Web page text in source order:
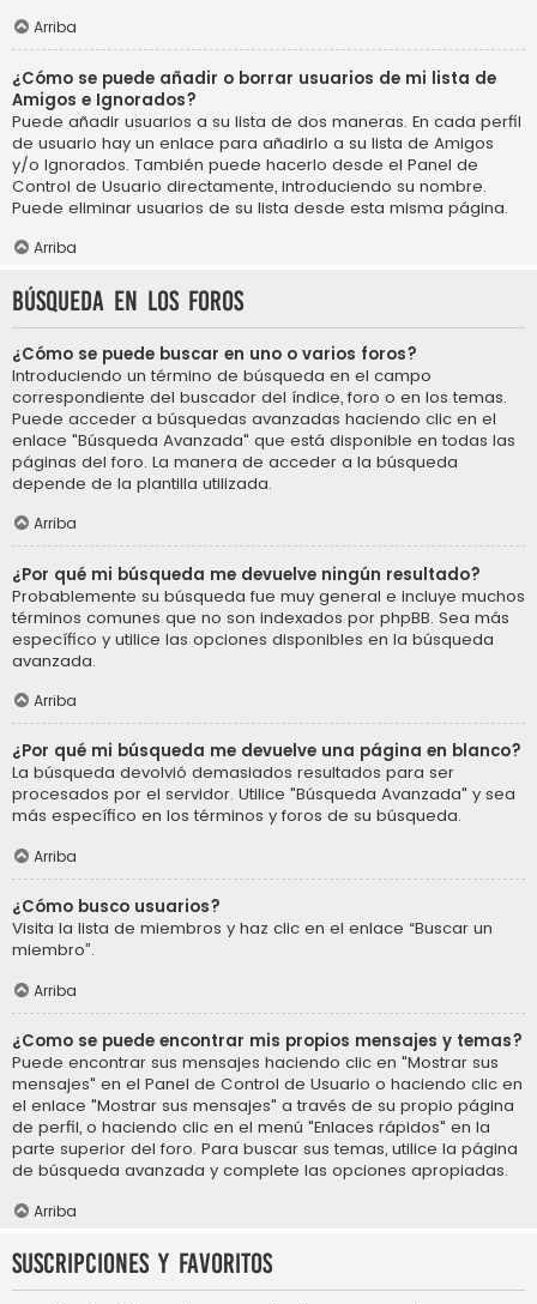
Arriba
¿Cómo se puede añadir o borrar usuarios de mi lista de
Amigos e Ignorados?
Puede añadir usuarios a su lista de dos maneras. En cada perfil
de usuario hay un enlace para añadirlo a su lista de Amigos
y/o Ignorados. También puede hacerlo desde el Panel de
Control de Usuario directamente, introduciendo su nombre.
Puede eliminar usuarios de su lista desde esta misma página.
Arriba
Búsqueda en los foros
¿Cómo se puede buscar en uno o varios foros?
Introduciendo un término de búsqueda en el campo
correspondiente del buscador del índice, foro o en los temas.
Puede acceder a búsquedas avanzadas haciendo clic en el
enlace "Búsqueda Avanzada" que está disponible en todas las
páginas del foro. La manera de acceder a la búsqueda
depende de la plantilla utilizada.
Arriba
¿Por qué mi búsqueda me devuelve ningún resultado?
Probablemente su búsqueda fue muy general e incluye muchos
términos comunes que no son indexados por phpBB. Sea más
específico y utilice las opciones disponibles en la búsqueda
avanzada.
Arriba
¿Por qué mi búsqueda me devuelve una página en blanco?
La búsqueda devolvió demasiados resultados para ser
procesados por el servidor. Utilice "Búsqueda Avanzada" y sea
más específico en los términos y foros de su búsqueda.
Arriba
¿Cómo busco usuarios?
Visita la lista de miembros y haz clic en el enlace “Buscar un
miembro”.
Arriba
¿Como se puede encontrar mis propios mensajes y temas?
Puede encontrar sus mensajes haciendo clic en "Mostrar sus
mensajes" en el Panel de Control de Usuario o haciendo clic en
el enlace "Mostrar sus mensajes" a través de su propio página
de perfil, o haciendo clic en el menú "Enlaces rápidos" en la
parte superior del foro. Para buscar sus temas, utilice la página
de búsqueda avanzada y complete las opciones apropiadas.
Arriba
Suscripciones y Favoritos